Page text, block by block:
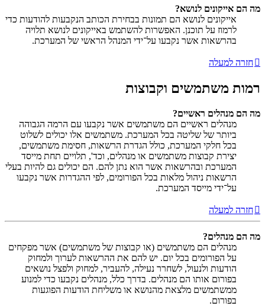
מה הם אייקונים לנושא?
אייקונים לנושא הם תמונות בבחירת הכותב הנקבעות להודעות כדי
לרמוז על תוכנן. האפשרות להשתמש באייקונים לנושא תלויה
בהרשאות אשר נקבעו על־ידי המנהל הראשי של המערכת.
חזרה למעלה
רמות משתמשים וקבוצות
מה הם מנהלים ראשיים?
מנהלים ראשיים הם משתמשים אשר נקבעו עם הרמה הגבוהה
ביותר של שליטה בכל המערכת. משתמשים אלו יכולים לשלוט
בכל חלקי המערכת, כולל הגדרת הרשאות, חסימת משתמשים,
יצירת קבוצות משתמשים או מנהלים, וכד', תלויים תחת מייסד
המערכת ובהרשאות אשר הוא נתן להם. הם יכולים גם להיות בעלי
הרשאות ניהול מלאות בכל הפורומים, לפי ההגדרות אשר נקבעו
על־ידי מייסד המערכת.
חזרה למעלה
מה הם מנהלים?
מנהלים הם משתמשים (או קבוצות של משתמשים) אשר מפקחים
על הפורומים בכל יום. יש להם את ההרשאות לערוך ולמחוק
הודעות ולנעול, לשחרר נעילה, להעביר, למחוק ולפצל נושאים
בפורום אותו הם מנהלים. בדרך כלל, מנהלים נקבעו כדי למנוע
ממשתמשים מלצאת מהנושא או משליחת הודעות הפוגעות
בפורום.